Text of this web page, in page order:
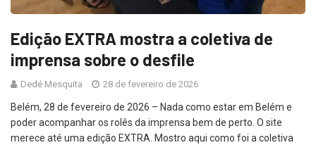
Edição EXTRA mostra a coletiva de
imprensa sobre o desfile
Dedé Mesquita 28 de fevereiro de 2026
Belém, 28 de fevereiro de 2026 – Nada como estar em Belém e
poder acompanhar os rolês da imprensa bem de perto. O site
merece até uma edição EXTRA. Mostro aqui como foi a coletiva